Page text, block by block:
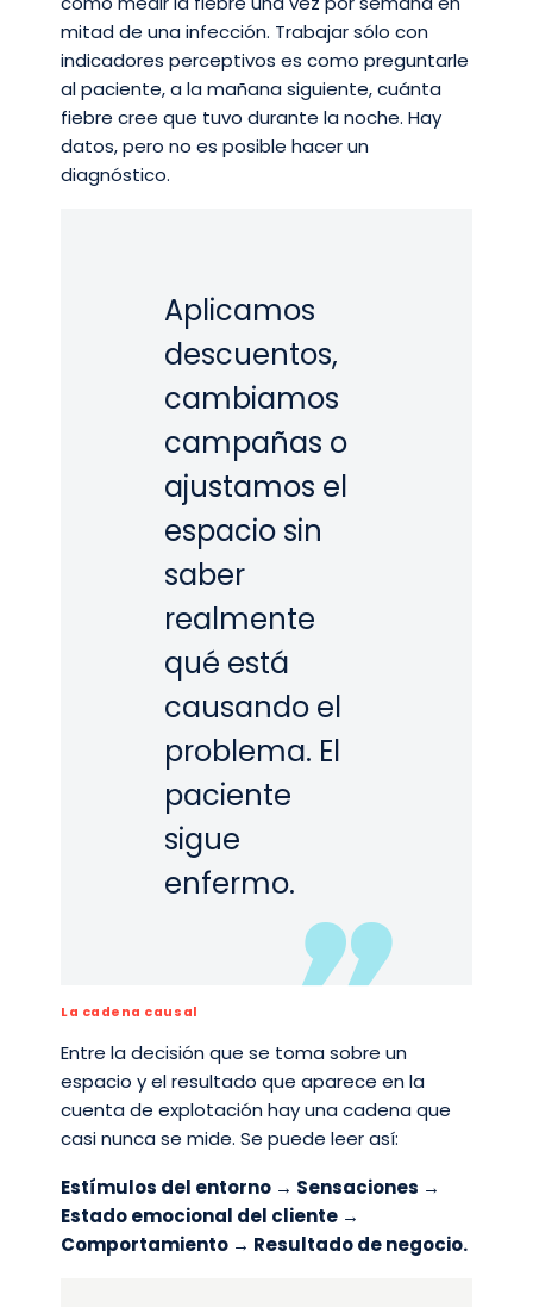
mitad de una infección. Trabajar sólo con
indicadores perceptivos es como preguntarle
al paciente, a la mañana siguiente, cuánta
fiebre cree que tuvo durante la noche. Hay
datos, pero no es posible hacer un
diagnóstico.
Aplicamos
descuentos,
cambiamos
campañas o
ajustamos el
espacio sin
saber
realmente
qué está
causando el
problema. El
paciente
sigue
enfermo.
La cadena causal
Entre la decisión que se toma sobre un
espacio y el resultado que aparece en la
cuenta de explotación hay una cadena que
casi nunca se mide. Se puede leer así:
Estímulos del entorno → Sensaciones →
Estado emocional del cliente →
Comportamiento → Resultado de negocio.